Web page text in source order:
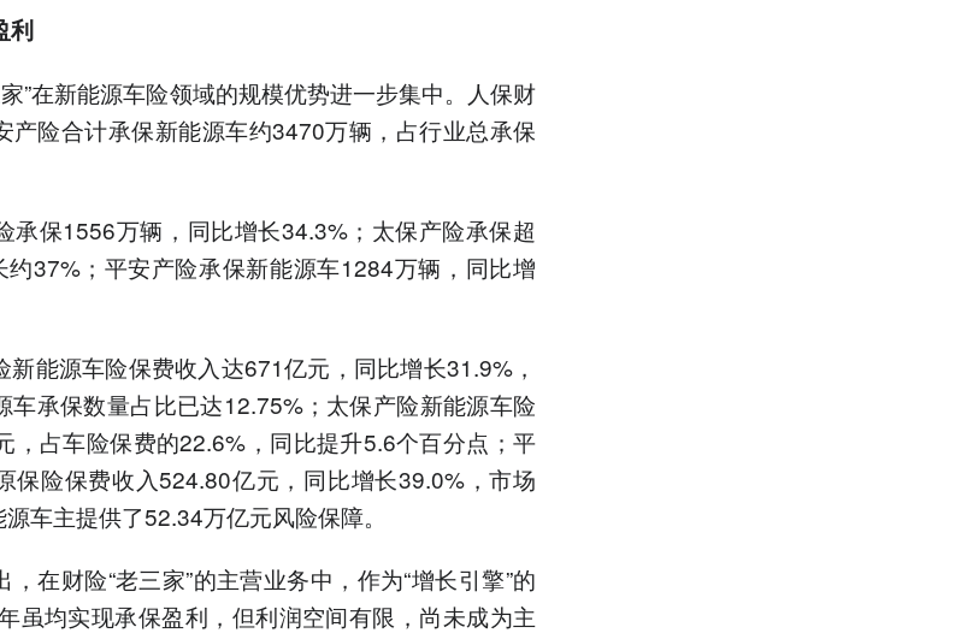
利
”在新能源车险领域的规模优势进一步集中。人保财
产险合计承保新能源车约3470万辆，占行业总承保
承保1556万辆，同比增长34.3%；太保产险承保超
37%；平安产险承保新能源车1284万辆，同比增
能源车险保费收入达671亿元，同比增长31.9%，
车承保数量占比已达12.75%；太保产险新能源车险
，占车险保费的22.6%，同比提升5.6个百分点；平
保险保费收入524.80亿元，同比增长39.0%，市场
车主提供了52.34万亿元风险保障。
在财险“老三家”的主营业务中，作为“增长引擎”的
虽均实现承保盈利，但利润空间有限，尚未成为主